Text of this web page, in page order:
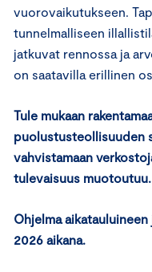
vuorovaikutukseen.
tunnelmalliseen
jatkuvat rennossa ja
on saatavilla erillinen
Tule mukaan
puolustusteollisuuden
vahvistamaan
tulevaisuus muotoutuu.
Ohjelma
2026 aikana.